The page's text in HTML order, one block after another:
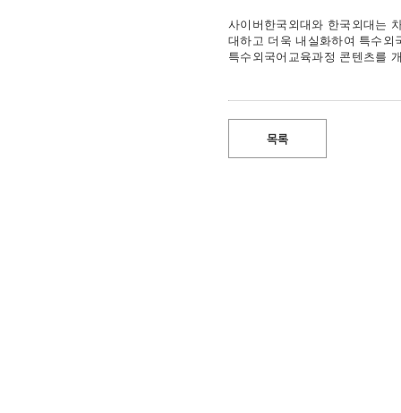
사이버한국외대와 한국외대는
대하고 더욱 내실화하여 특수
특수외국어교육과정 콘텐츠를
목록